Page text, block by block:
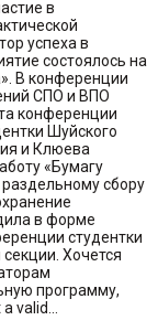
в
успеха в
состоялось на
В конференции
СПО и ВПО
конференции
Шуйского
и Клюева
«Бумагу
сбору
в форме
студентки
Хочется
программу,
valid...